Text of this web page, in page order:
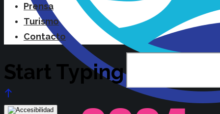
Prensa
Turismo
Contacto
Start Typing